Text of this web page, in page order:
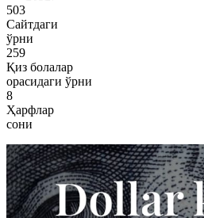
503
Сайтдаги
ўрни
259
Қиз болалар
орасидаги ўрни
8
Ҳарфлар
сони